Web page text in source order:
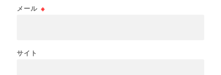
メール ※
サイト